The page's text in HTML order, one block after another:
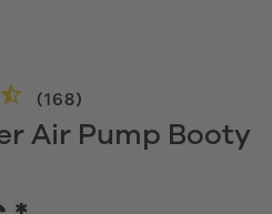
Air Pump Booty
(168)